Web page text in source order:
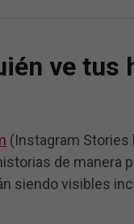
ve tus
(Instagram Stories
de manera
siendo visibles